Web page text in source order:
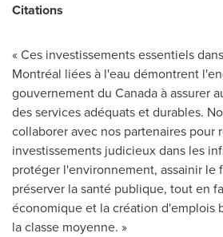
Citations
« Ces investissements essentiels
Montréal liées à l'eau démontrent
gouvernement du Canadaà assurer
des services adéquats et durables.
collaborer avec nos partenaires pour
investissements judicieux dans les
protéger l'environnement, assainir le
préserver la santé publique, tout en
économique et la création d'emplois
la classe moyenne. »